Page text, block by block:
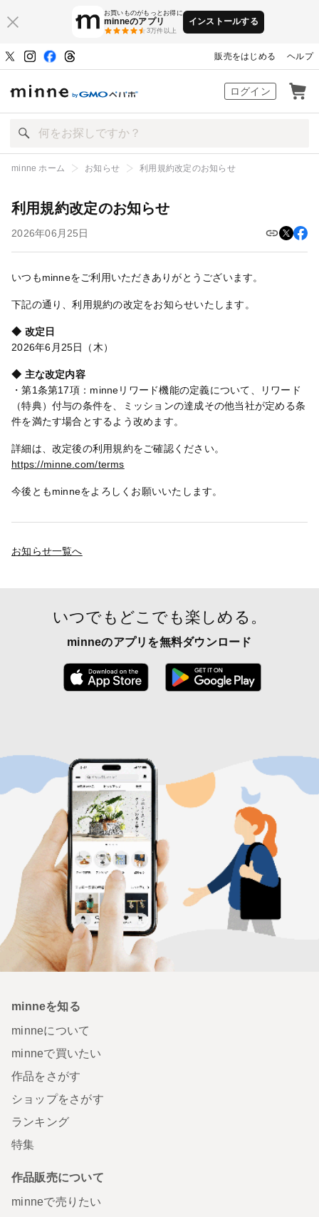
お買いものがもっとお得に
minneのアプリ
3万件以上
インストールする
販売をはじめる ヘルプ
ハンドメイドマーケット minne（ミン
ログイン
minne ホーム お知らせ 利用規約改定のお知らせ
利用規約改定のお知らせ
2026年06月25日
いつもminneをご利用いただきありがとうございます。
下記の通り、利用規約の改定をお知らせいたします。
◆ 改定日
2026年6月25日（木）
◆ 主な改定内容
・第1条第17項：minneリワード機能の定義について、リワード
（特典）付与の条件を、ミッションの達成その他当社が定める条
件を満たす場合とするよう改めます。
詳細は、改定後の利用規約をご確認ください。
https://minne.com/terms
今後ともminneをよろしくお願いいたします。
お知らせ一覧へ
いつでもどこでも楽しめる。
minneのアプリを無料ダウンロード
App Store からダウンロード
minneを知る
minneについて
minneで買いたい
作品をさがす
ショップをさがす
ランキング
特集
作品販売について
minneで売りたい